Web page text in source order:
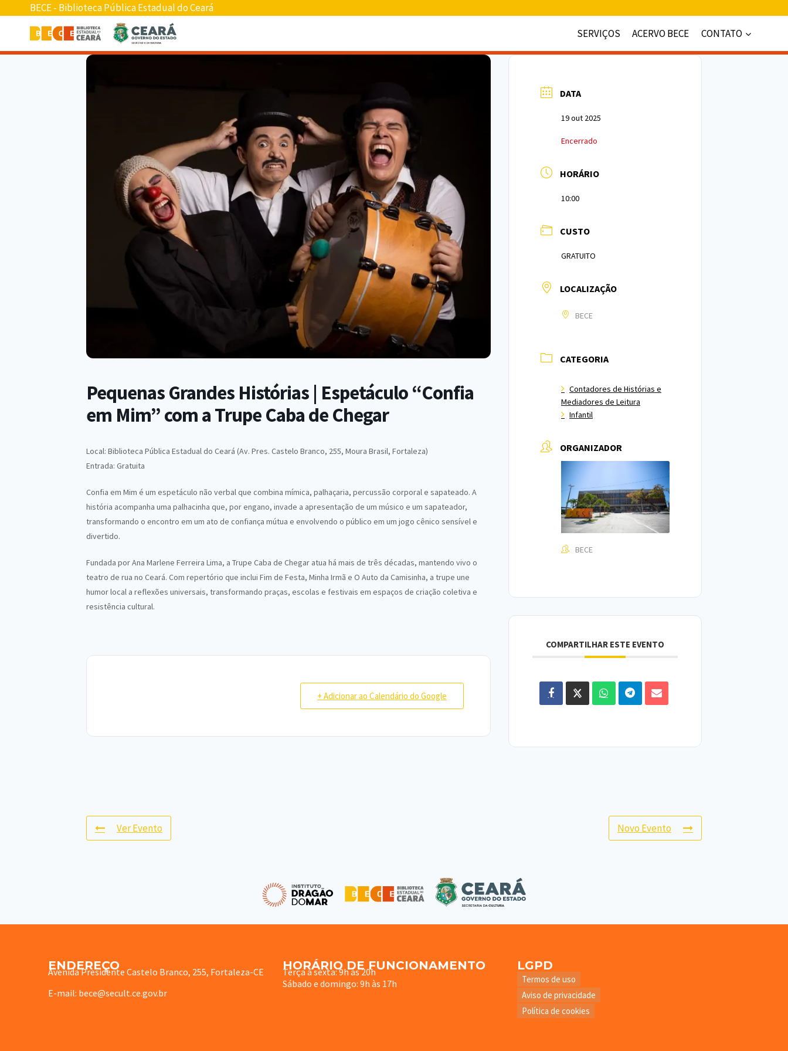
BECE - Biblioteca Pública Estadual do Ceará
SERVIÇOS
ACERVO BECE CONTATO
Pequenas Grandes Histórias | Espetáculo “Confia
em Mim” com a Trupe Caba de Chegar
Local: Biblioteca Pública Estadual do Ceará (Av. Pres. Castelo Branco, 255, Moura Brasil, Fortaleza)
Entrada: Gratuita
Confia em Mim é um espetáculo não verbal que combina mímica, palhaçaria, percussão corporal e sapateado. A
história acompanha uma palhacinha que, por engano, invade a apresentação de um músico e um sapateador,
transformando o encontro em um ato de confiança mútua e envolvendo o público em um jogo cênico sensível e
divertido.
Fundada por Ana Marlene Ferreira Lima, a Trupe Caba de Chegar atua há mais de três décadas, mantendo vivo o
teatro de rua no Ceará. Com repertório que inclui Fim de Festa, Minha Irmã e O Auto da Camisinha, a trupe une
humor local a reflexões universais, transformando praças, escolas e festivais em espaços de criação coletiva e
resistência cultural.
+ Adicionar ao Calendário do Google
DATA
19 out 2025
Encerrado
HORÁRIO
10:00
CUSTO
GRATUITO
LOCALIZAÇÃO
BECE
CATEGORIA
Contadores de Histórias e
Mediadores de Leitura
Infantil
ORGANIZADOR
BECE
COMPARTILHAR ESTE EVENTO
Ver Evento Novo Evento
ENDEREÇO
Avenida Presidente Castelo Branco, 255, Fortaleza-CE
E-mail: bece@secult.ce.gov.br
HORÁRIO DE FUNCIONAMENTO
Terça à sexta: 9h às 20h
Sábado e domingo: 9h às 17h
LGPD
Termos de uso
Aviso de privacidade
Política de cookies